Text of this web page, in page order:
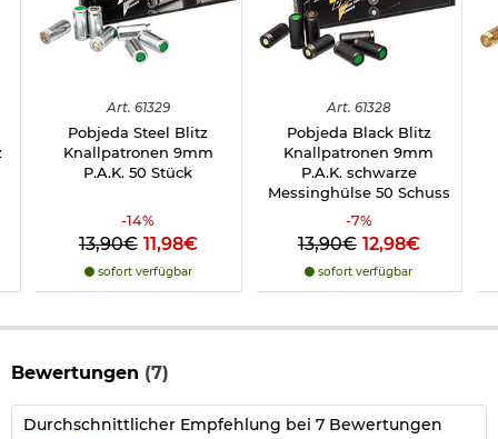
Kaliber: 9mm P.A.K.
Zugelassene Munition: Knall/Platzpatronen, CS- und
Pfeffergas, Signalmunition
Abzug:Double-Action
Gewicht: 830 g
Schiene unter dem Lauf: Länge 50mm/ Breite 22mm
Farbe: schwarz-chrom
Material Griffschalen: Kunststoffpolymer
Material Schlitten: Metallschlitten
Marke: Zoraki
nicht vorliegt. (Bitte den Link:
Führen nur mit "kleinen Waffenschein"!
Art. 61329
Pobjeda Steel Blitz
Knallpatronen 9mm
P.A.K. 50 Stück
-14%
13,90€ 11,98€
sofort verfügbar
Art. 61328
Pobjeda Black Blitz
Knallpatronen 9mm
P.A.K. schwarze
Messinghülse 50 Schuss
-7%
13,90€ 12,98€
sofort verfügbar
Bewertungen (7)
Durchschnittlicher Empfehlung bei 7 Bewertungen